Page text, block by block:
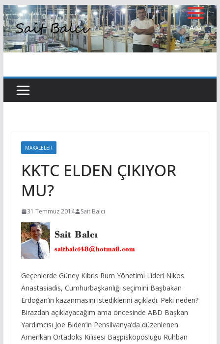
Skip
to
content
MAKALELER
KKTC ELDEN ÇIKIYOR
MU?
31 Temmuz 2014 Sait Balcı
Geçenlerde Güney Kıbrıs Rum Yönetimi Lideri Nikos
Anastasiadis, Cumhurbaşkanlığı seçimini Başbakan
Erdoğan’ın kazanmasını istediklerini açıkladı. Peki neden?
Birazdan açıklayacağım ama öncesinde ABD Başkan
Yardımcısı Joe Biden’in Pensilvanya’da düzenlenen
Amerikan Ortadoks Kilisesi Başpiskoposluğu Ruhban
Ana
Sayfa